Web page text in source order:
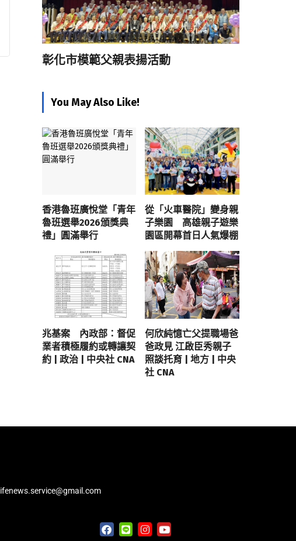
彰化市模範父親表揚活動
You May Also Like!
香港魯班廣悅堂「青年
魯班選舉2026頒獎典
禮」圓滿舉行
從「火車醫院」變身親
子樂園 高雄親子遊樂
園區開幕首日人氣爆棚
兆基案 內政部：督促
業者積極履約或轉讓契
約 | 政治 | 中央社 CNA
何欣純憶亡父提職場爸
爸政見 江啟臣秀親子
照談托育 | 地方 | 中央
社 CNA
lifenews.service@gmail.com